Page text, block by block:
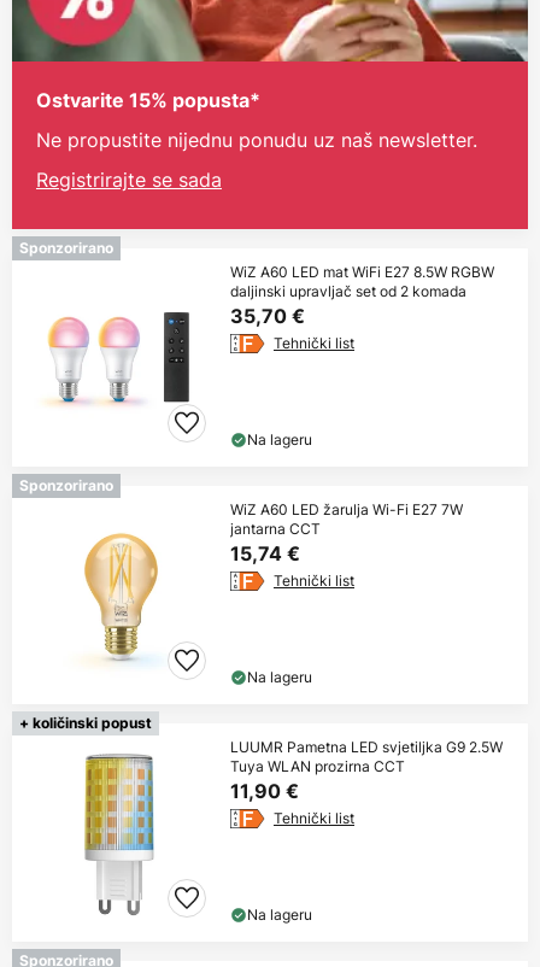
Ostvarite 15% popusta*
Ne propustite nijednu ponudu uz naš newsletter.
Registrirajte se sada
Sponzorirano
WiZ A60 LED mat WiFi E27 8.5W RGBW
daljinski upravljač set od 2 komada
35,70 €
Tehnički list
Na lageru
Sponzorirano
WiZ A60 LED žarulja Wi-Fi E27 7W
jantarna CCT
15,74 €
Tehnički list
Na lageru
+ količinski popust
LUUMR Pametna LED svjetiljka G9 2.5W
Tuya WLAN prozirna CCT
11,90 €
Tehnički list
Na lageru
Sponzorirano